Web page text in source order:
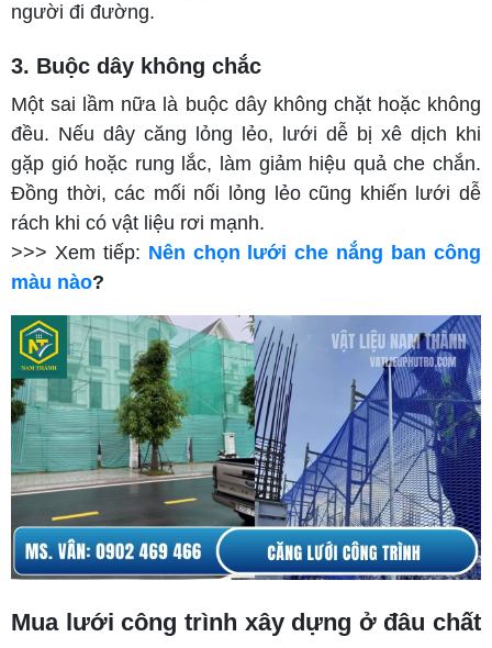
người đi đường.
3. Buộc dây không chắc
Một sai lầm nữa là buộc dây không chặt hoặc không
đều. Nếu dây căng lỏng lẻo, lưới dễ bị xê dịch khi
gặp gió hoặc rung lắc, làm giảm hiệu quả che chắn.
Đồng thời, các mối nối lỏng lẻo cũng khiến lưới dễ
rách khi có vật liệu rơi mạnh.
>>> Xem tiếp: Nên chọn lưới che nắng ban công
màu nào?
Mua lưới công trình xây dựng ở đâu chất